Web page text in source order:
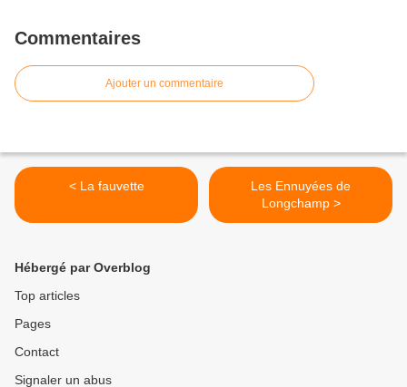
Commentaires
Ajouter un commentaire
< La fauvette
Les Ennuyées de
Longchamp >
Hébergé par Overblog
Top articles
Pages
Contact
Signaler un abus